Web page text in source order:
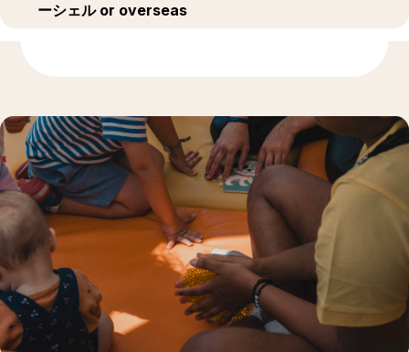
ーシェル or overseas